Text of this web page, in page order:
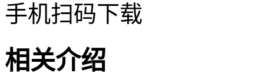
手机扫码下载
相关介绍